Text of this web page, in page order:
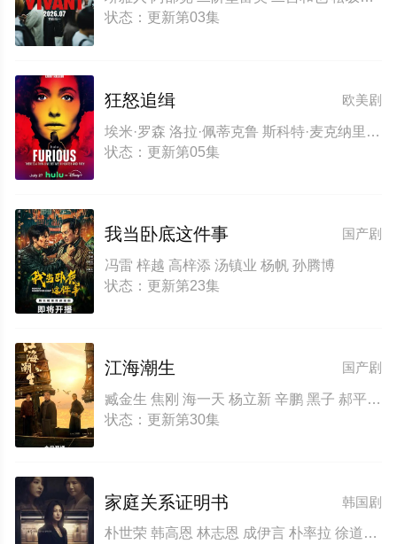
状态：更新第03集
欧美剧
狂怒追缉
埃米·罗森 洛拉·佩蒂克鲁 斯科特·麦克纳里 杰克·莱西 拉丽萨·坎波斯 Chloe Carrillo A·J·帕拉托雷 亚历克斯·莫夫 伊丽莎白·斯塔尔曼 杰里米·桑普尔 约翰·福特-邓克 奇里尔·保兰 乔纳森·本德 Frank Pando Jazmyn C Dorsey 贾斯廷·安德鲁·菲利普斯
状态：更新第05集
国产剧
我当卧底这件事
冯雷 梓越 高梓添 汤镇业 杨帆 孙腾博
状态：更新第23集
国产剧
江海潮生
臧金生 焦刚 海一天 杨立新 辛鹏 黑子 郝平 刘佳 陈乔恩 刘向京 沈保平 秦天宇 何中华 焉栩嘉 董勇 仁龙 何冰 丁柳元 周征波 谭洋 王鸥 毕彦君 张喜前 徐僧 刘蕾 王建新 张风 李佳宁 侯析焱
状态：更新第30集
韩国剧
家庭关系证明书
朴世荣 韩高恩 林志恩 成伊言 朴率拉 徐道永 全胜彬